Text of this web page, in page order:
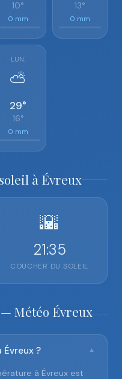
10°
0 mm
13°
0 mm
LUN.
⛅
29°
16°
0 mm
à Évreux
🌇
21:35
COUCHER DU SOLEIL
— Météo Évreux
? ▼
à Évreux est